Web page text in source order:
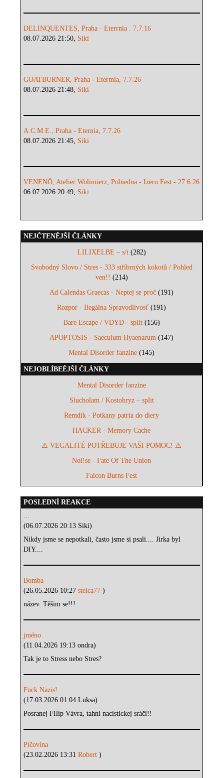
DELINQUENTES, Praha - Eterrnia . 7.7.16
08.07.2026 21:50, Siki
GOATBURNER, Praha - Etermia, 7.7.26
08.07.2026 21:48, Siki
A.C.M.E., Praha - Eternia, 7.7.26
08.07.2026 21:45, Siki
VENENÖ, Atelier Wolimierz, Pobiedna - Izero Fest - 27.6.26
06.07.2026 20:49, Siki
NEJČTENĚJŠÍ ČLÁNKY
LILIXELBE – s/t(282)
Svobodný Slovo / Stres - 333 stříbrných kokotů / Pohled
ven!! (214)
Ad Calendas Graecas - Neptej se proč (191)
Rozpor - Ilegálna Spravodlivosť (191)
Bare Escape / VDYD - split(156)
APOPTOSIS - Saeculum Hyaenarum (147)
Mental Disorder fanzine (145)
NEJOBLÍBEĚJŠÍ ČLÁNKY
Mental Disorder fanzine
Slucholam / Kostohryz – split
Remdik - Potkany patria do diery
HACKER - Memory Cache
⚠️ VEGALITÉ POTŘEBUJE VAŠI POMOC! ⚠️
Noi!se - Fate Of The Union
Falcon Burns Fest
POSLEDNÍ REAKCE
...
(06.07.2026 20:13 Siki)
Nikdy jsme se nepotkali, často jsme si psali.... Jirka byl
DIY....
Bomba
(26.05.2026 10:27stelca77)
název. Těšim se!!!
jméno
(11.04.2026 19:13 ondra)
Tak je to Stress nebo Stres?
Fuck Nazis!
(17.03.2026 01:04 Luksa)
Posranej FIlip Vávra, tahni nacistickej sráči!!
Píčovina
(23.02.2026 13:31Robert)